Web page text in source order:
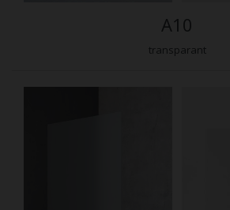
A10
transparant